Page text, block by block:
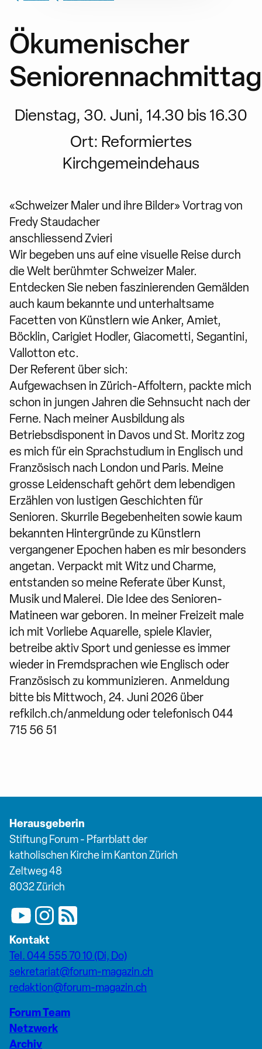
Ökumenischer
Seniorennachmittag
Dienstag, 30. Juni, 14.30 bis 16.30
Ort: Reformiertes
Kirchgemeindehaus
«Schweizer Maler und ihre Bilder» Vortrag von
Fredy Staudacher
anschliessend Zvieri
Wir begeben uns auf eine visuelle Reise durch
die Welt berühmter Schweizer Maler.
Entdecken Sie neben faszinierenden Gemälden
auch kaum bekannte und unterhaltsame
Facetten von Künstlern wie Anker, Amiet,
Böcklin, Carigiet Hodler, Giacometti, Segantini,
Vallotton etc.
Der Referent über sich:
Aufgewachsen in Zürich-Affoltern, packte mich
schon in jungen Jahren die Sehnsucht nach der
Ferne. Nach meiner Ausbildung als
Betriebsdisponent in Davos und St. Moritz zog
es mich für ein Sprachstudium in Englisch und
Französisch nach London und Paris. Meine
grosse Leidenschaft gehört dem lebendigen
Erzählen von lustigen Geschichten für
Senioren. Skurrile Begebenheiten sowie kaum
bekannten Hintergründe zu Künstlern
vergangener Epochen haben es mir besonders
angetan. Verpackt mit Witz und Charme,
entstanden so meine Referate über Kunst,
Musik und Malerei. Die Idee des Senioren-
Matineen war geboren. In meiner Freizeit male
ich mit Vorliebe Aquarelle, spiele Klavier,
betreibe aktiv Sport und geniesse es immer
wieder in Fremdsprachen wie Englisch oder
Französisch zu kommunizieren. Anmeldung
bitte bis Mittwoch, 24. Juni 2026 über
refkilch.ch/anmeldung oder telefonisch 044
715 56 51
Herausgeberin
Stiftung Forum - Pfarrblatt der
katholischen Kirche im Kanton Zürich
Zeltweg 48
8032 Zürich
Kontakt
Tel. 044 555 70 10 (Di, Do)
sekretariat@forum-magazin.ch
redaktion@forum-magazin.ch
Forum Team
Netzwerk
Archiv